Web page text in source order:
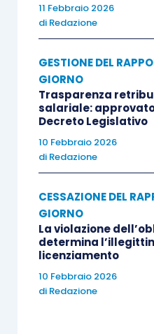
11 Febbraio 2026
di Redazione
GESTIONE DEL
GIORNO
Trasparenza
salariale:
Decreto Legislativo
10 Febbraio 2026
di Redazione
CESSAZIONE DEL
GIORNO
La violazione
determina
licenziamento
10 Febbraio 2026
di Redazione